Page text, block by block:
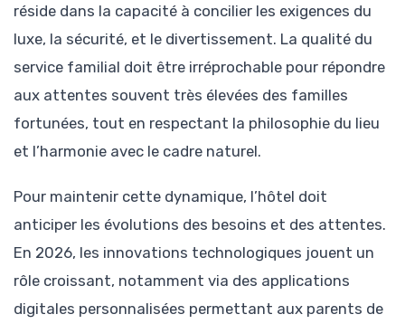
réside dans la capacité à concilier les exigences du
luxe, la sécurité, et le divertissement. La qualité du
service familial doit être irréprochable pour répondre
aux attentes souvent très élevées des familles
fortunées, tout en respectant la philosophie du lieu
et l’harmonie avec le cadre naturel.
Pour maintenir cette dynamique, l’hôtel doit
anticiper les évolutions des besoins et des attentes.
En 2026, les innovations technologiques jouent un
rôle croissant, notamment via des applications
digitales personnalisées permettant aux parents de